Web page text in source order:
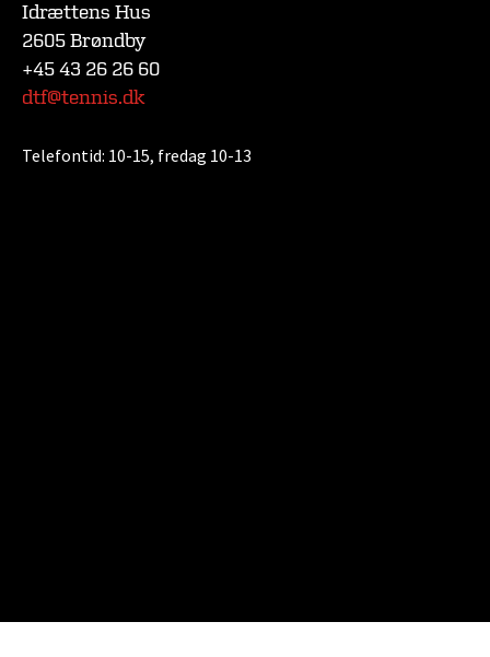
Idrættens Hus
2605 Brøndby
+45 43 26 26 60
dtf@tennis.dk
Telefontid: 10-15, fredag 10-13